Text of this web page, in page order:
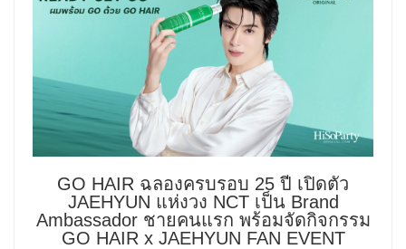
GO HAIR ฉลองครบรอบ 25 ปี เปิดตัว
JAEHYUN แห่งวง NCT เป็น Brand
Ambassador ชายคนแรก พร้อมจัดกิจกรรม
GO HAIR x JAEHYUN FAN EVENT